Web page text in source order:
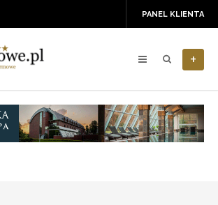
PANEL KLIENTA
+